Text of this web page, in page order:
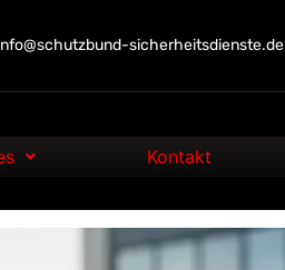
sicherheitsdienste.de
Kontakt